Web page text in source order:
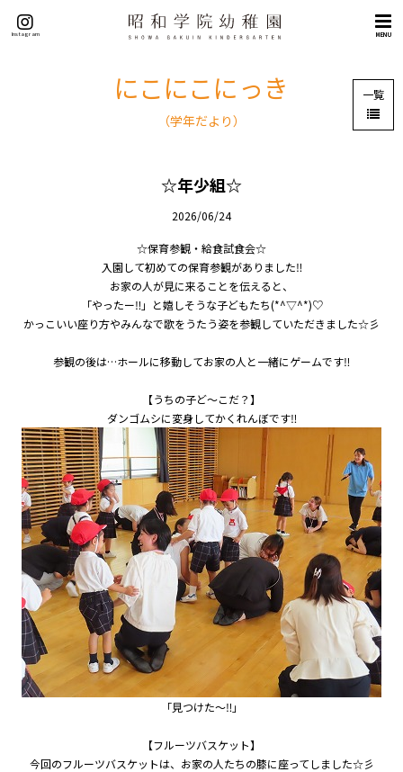
MENU
Instagram
にこにこにっき
（学年だより）
一覧
☆年少組☆
2026/06/24
☆保育参観・給食試食会☆
入園して初めての保育参観がありました‼
お家の人が見に来ることを伝えると、
「やったー‼」と嬉しそうな子どもたち(*^▽^*)♡
かっこいい座り方やみんなで歌をうたう姿を参観していただきました☆彡
参観の後は…ホールに移動してお家の人と一緒にゲームです‼
【うちの子ど～こだ？】
ダンゴムシに変身してかくれんぼです‼
「見つけた～‼」
【フルーツバスケット】
今回のフルーツバスケットは、お家の人たちの膝に座ってしました☆彡
トップページ
英語教育
課外教室
園生活
年間行事
園の毎日
幼稚園紹介ムービー
MIRAI=
預かり保育「おひさまクラブ」
入園案内
募集要項
見学・入園説明会
資料請求
未就園児教室
未就園児教室のご案内
親子教室にこにこキッズ（1・2歳児）